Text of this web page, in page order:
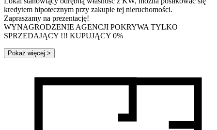
kredytem hipotecznym przy zakupie tej nieruchomości.
Zapraszamy na prezentację!
WYNAGRODZENIE AGENCJI POKRYWA TYLKO
SPRZEDAJĄCY !!! KUPUJĄCY 0%
Pokaż więcej >